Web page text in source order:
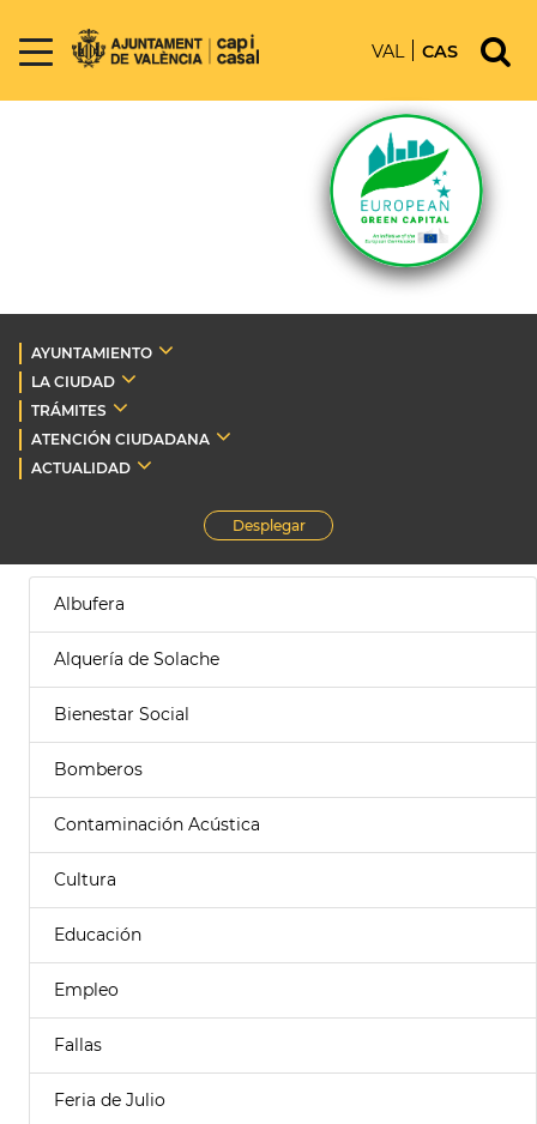
VAL CAS
AYUNTAMIENTO
LA CIUDAD
TRÁMITES
ATENCIÓN CIUDADANA
ACTUALIDAD
Desplegar
Albufera
Alquería de Solache
Bienestar Social
Bomberos
Contaminación Acústica
Cultura
Educación
Empleo
Fallas
Feria de Julio